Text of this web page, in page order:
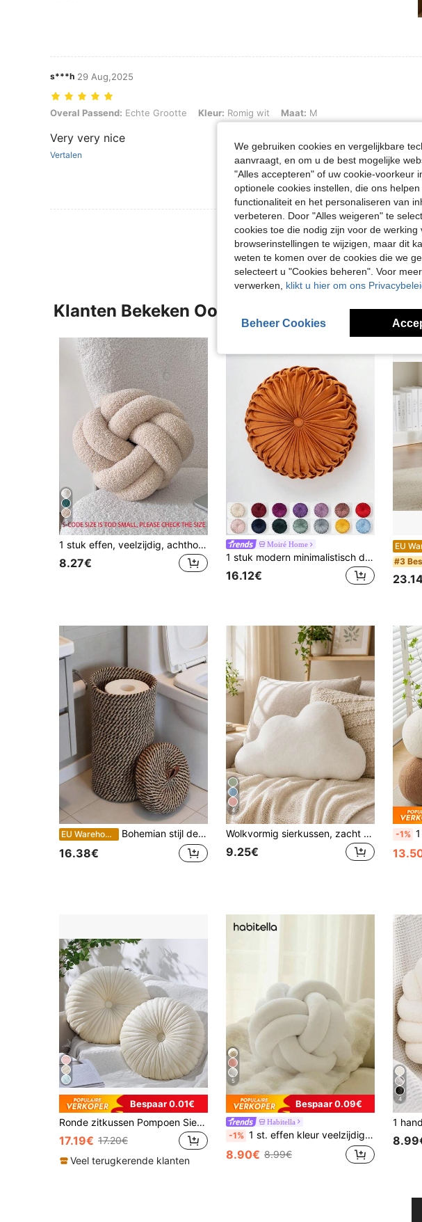
s***h 29 Aug,2025
Overal Passend: Echte Grootte, Kleur: Romig wit, Maat: M
Overal Passend: Echte Grootte Kleur: Romig wit Maat: M
Very very nice
Vertalen
Meer Beoordelingen Bekijken
Klanten Bekeken Ook
5
1 stuk effen, veelzijdig, achthoekig decoratief sierkussen van imitatiebont, geschikt voor bank, salontafel, slaapkamer, beige
8.27€
Moiré Home
1 stuk modern minimalistisch decoratief sierkussen, dik, wasbaar en huisdiervriendelijk, geschikt voor vakantie, kamer, woonkamer, slaapkamer, kantoor en als woondecoratie voor alle seizoenen.
16.12€
#3
EU Warehouse Bohemian stijl decoratieve toiletrolhouder, handgeweven papieren mand kan grote rollen toiletpapier bewaren, kan 3 rollen bewaren, onafhankelijk badkamerkastje opbergrek. Geweven papieren mand kan grote rollen toiletpapier bewaren.
16.38€
4
Wolkvormig sierkussen, zacht pluche decoratief kussen, geschikt voor bank en bed, wolkvormig kamerdecoratiekussen, pluizig imitatie konijnenbont, geschikt voor woonkamer en slaapkamer
9.25€
-1% 1
Bespaar 0.01€
Ronde zitkussen Pompoen Sierkussens Effen
17.19€ 17.20€
Veel terugkerende klanten
5
Bespaar 0.09€
Habitella
-1% 1 st. effen kleur veelzijdig dubbel gedraaid achthoekig bal decor sierkussen, bank bank salontafel slaapkamer nachtkastje accent
8.90€ 8.99€
4
We gebruiken cookies en vergelijkbare
aanvraagt, en om u de best mogelijke
"Alles accepteren" of uw cookie-voorkeur
optionele cookies instellen, die ons
functionaliteit en het personaliseren van
verbeteren. Door "Alles weigeren" te
cookies toe die nodig zijn voor de
browserinstellingen te wijzigen, maar dit
weten te komen over de cookies die we
selecteert u "Cookies beheren". Voor
verwerken, klikt u hier om ons
Beheer Cookies